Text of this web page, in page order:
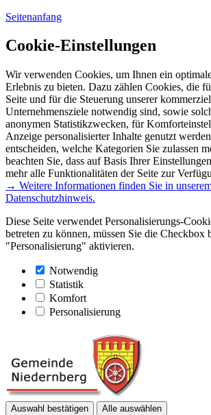
Seitenanfang
Cookie-Einstellungen
Wir verwenden Cookies, um Ihnen ein
Erlebnis zu bieten. Dazu zählen Cookies, die
Seite und für die Steuerung unserer
Unternehmensziele notwendig sind, sowie
anonymen Statistikzwecken, für
Anzeige personalisierter Inhalte genutzt
entscheiden, welche Kategorien Sie zulassen
beachten Sie, dass auf Basis Ihrer
mehr alle Funktionalitäten der Seite zur
→ Weitere Informationen finden Sie in
Datenschutzhinweis.
Diese Seite verwendet Personalisierungs-
betreten zu können, müssen Sie die Checkbox
"Personalisierung" aktivieren.
Notwendig
Statistik
Komfort
Personalisierung
Auswahl bestätigen Alle auswählen